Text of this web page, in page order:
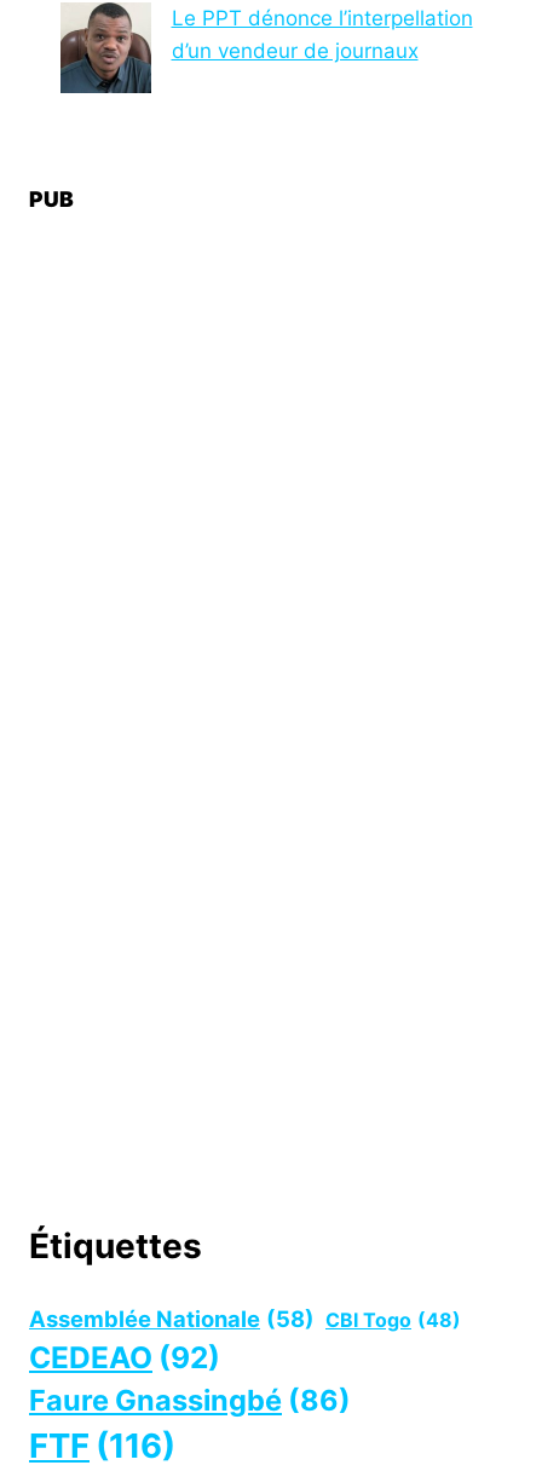
Le PPT dénonce l’interpellation
d’un vendeur de journaux
PUB
Étiquettes
Assemblée Nationale (58) CBI Togo (48)
CEDEAO (92)
Faure Gnassingbé (86)
FTF (116)